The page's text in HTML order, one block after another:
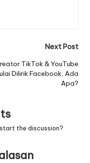
Next Post
TikTok & YouTube
Dilirik Facebook, Ada
Apa?
the discussion?